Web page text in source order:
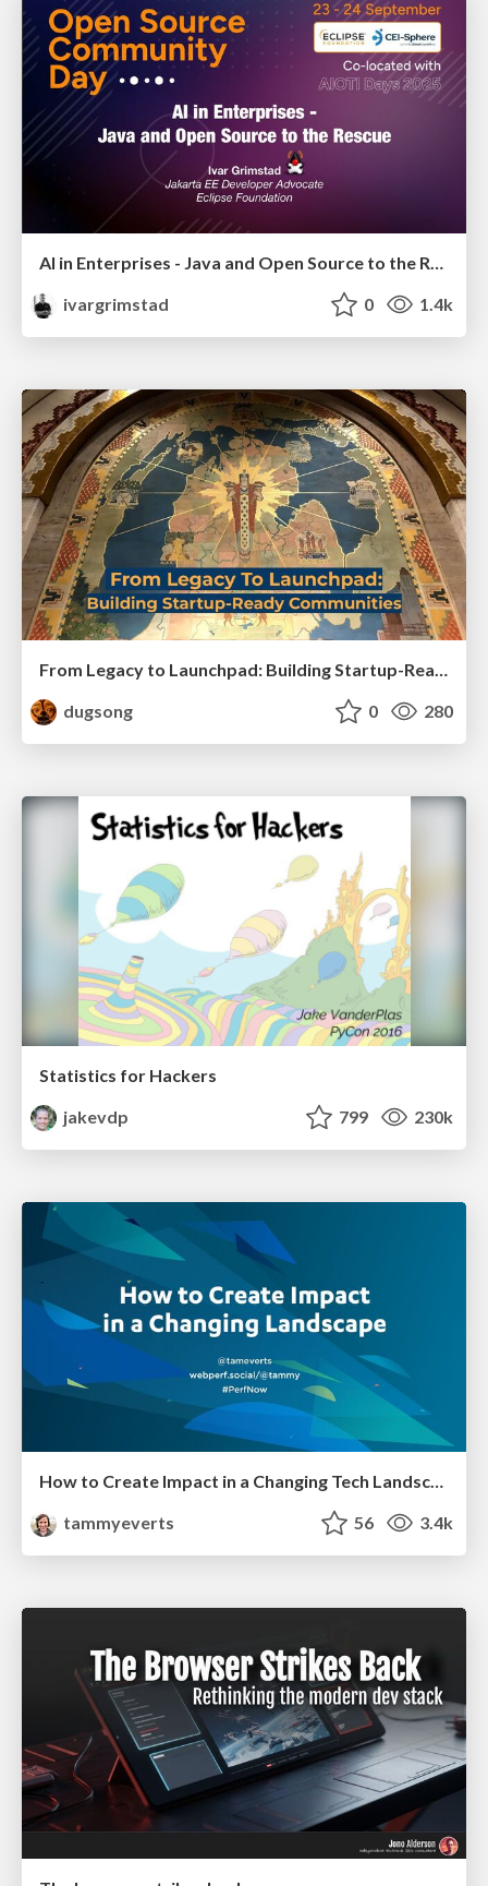
AI in Enterprises - Java and Open Source to the Rescue
ivargrimstad
0 1.4k
dugsong
0 280
Statistics for Hackers
jakevdp
799 230k
How to Create Impact in a Changing Tech Landscape [PerfNow 2023]
tammyeverts
56 3.4k